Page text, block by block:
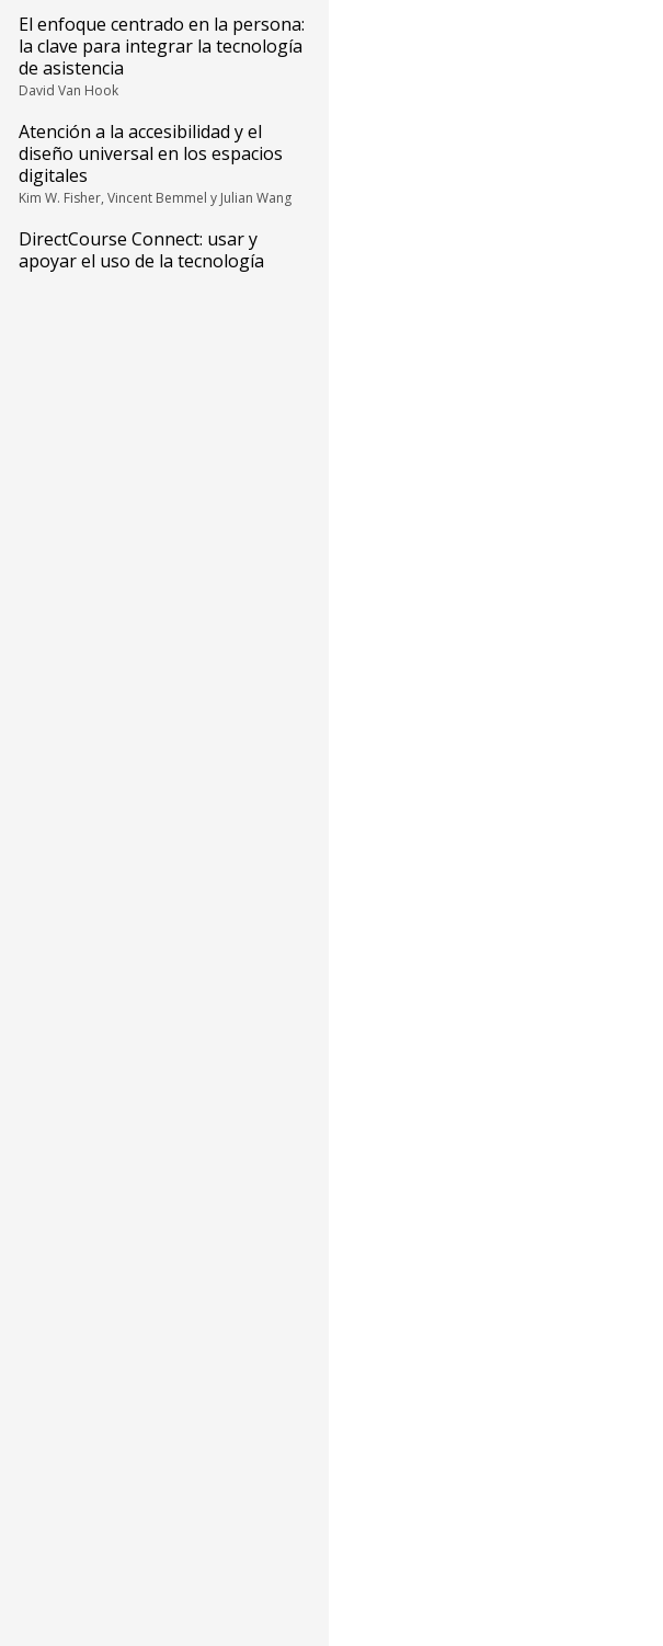
El enfoque centrado en la persona:
la clave para integrar la tecnología
de asistencia
David Van Hook
Atención a la accesibilidad y el
diseño universal en los espacios
digitales
Kim W. Fisher, Vincent Bemmel y Julian Wang
DirectCourse Connect: usar y
apoyar el uso de la tecnología